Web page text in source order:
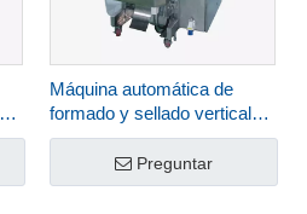
Máquina automática de
formado y sellado vertical
HLNV-520
Preguntar